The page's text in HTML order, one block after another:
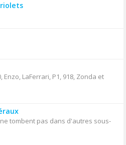
Enzo, LaFerrari, P1, 918, Zonda et
tombent pas dans d'autres sous-